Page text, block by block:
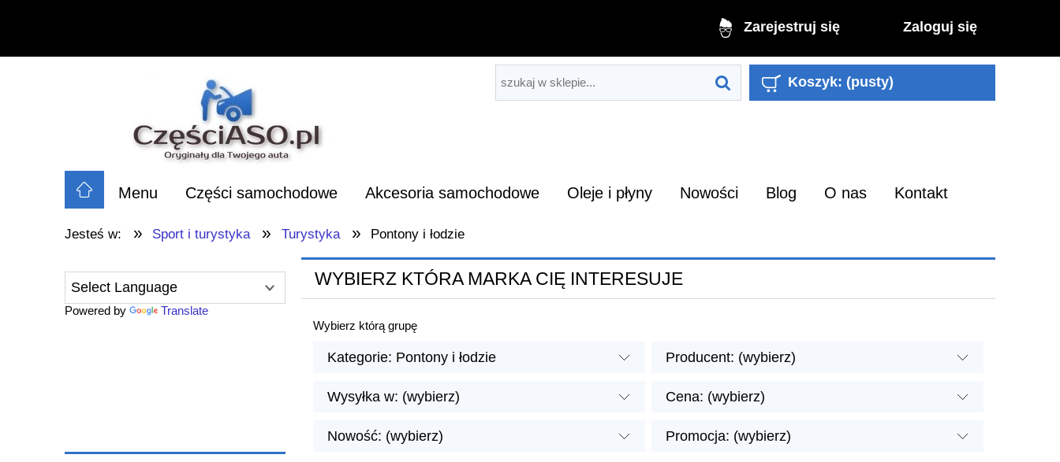
Zarejestruj się Zaloguj się
Koszyk: (pusty)
Menu Części samochodowe Akcesoria samochodowe Oleje i płyny Nowości Blog O nas Kontakt
Jesteś w: » Sport i turystyka » Turystyka » Pontony i łodzie
Powered by Translate
WYBIERZ KTÓRA MARKA CIĘ INTERESUJE
Wybierz którą grupę
Kategorie: Pontony i łodzie Producent: (wybierz)
Wysyłka w: (wybierz) Cena: (wybierz)
Nowość: (wybierz) Promocja: (wybierz)